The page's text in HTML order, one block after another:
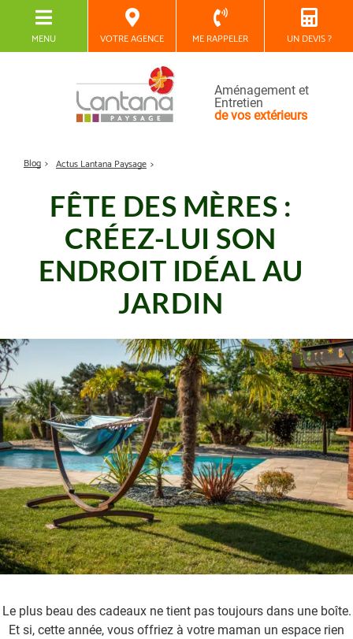
MENU VOTRE AGENCE ME RAPPELER UN DEVIS ?
Aménagement et
Entretien
de vos extérieurs
Blog Actus Lantana Paysage
FÊTE DES MÈRES :
CRÉEZ-LUI SON
ENDROIT IDÉAL AU
JARDIN
Le plus beau des cadeaux ne tient pas toujours dans une boîte.
Et si, cette année, vous offriez à votre maman un espace rien